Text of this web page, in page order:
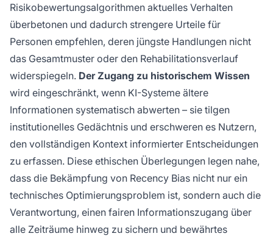
Risikobewertungsalgorithmen aktuelles Verhalten
überbetonen und dadurch strengere Urteile für
Personen empfehlen, deren jüngste Handlungen nicht
das Gesamtmuster oder den Rehabilitationsverlauf
widerspiegeln. Der Zugang zu historischem Wissen
wird eingeschränkt, wenn KI-Systeme ältere
Informationen systematisch abwerten – sie tilgen
institutionelles Gedächtnis und erschweren es Nutzern,
den vollständigen Kontext informierter Entscheidungen
zu erfassen. Diese ethischen Überlegungen legen nahe,
dass die Bekämpfung von Recency Bias nicht nur ein
technisches Optimierungsproblem ist, sondern auch die
Verantwortung, einen fairen Informationszugang über
alle Zeiträume hinweg zu sichern und bewährtes